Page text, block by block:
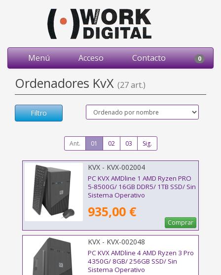
Menú Acceso Contacto 0
Ordenadores KvX (27 art.)
Filtro
Ant. 01 02 03 Sig.
KVX - KVX-002004
PC KVX AMDline 1 AMD Ryzen PRO
5-8500G/ 16GB DDR5/ 1TB SSD/ Sin
Sistema Operativo
935,00 €
Comprar
KVX - KVX-002048
PC KVX AMDline 4 AMD Ryzen 3 Pro
4350G/ 8GB/ 256GB SSD/ Sin
Sistema Operativo